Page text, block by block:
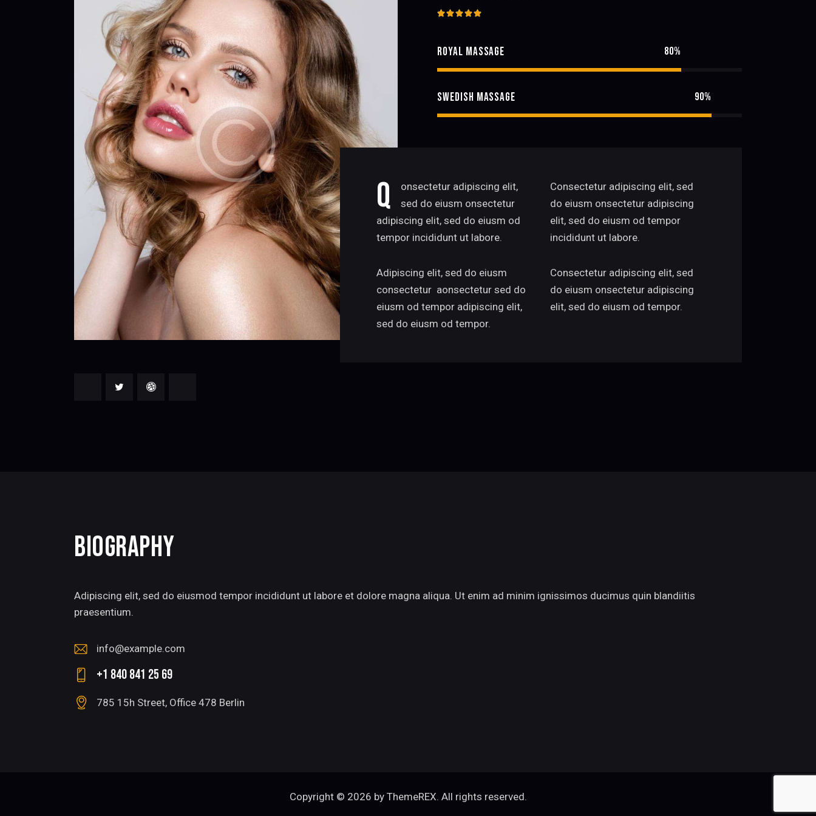

ROYAL MASSAGE 80%
SWEDISH MASSAGE 90%
Q
onsectetur adipiscing elit,
sed do eiusm onsectetur
adipiscing elit, sed do eiusm od
tempor incididunt ut labore.
Adipiscing elit, sed do eiusm
consectetur aonsectetur sed do
eiusm od tempor adipiscing elit,
sed do eiusm od tempor.
Consectetur adipiscing elit, sed
do eiusm onsectetur adipiscing
elit, sed do eiusm od tempor
incididunt ut labore.
Consectetur adipiscing elit, sed
do eiusm onsectetur adipiscing
elit, sed do eiusm od tempor.
BIOGRAPHY
Adipiscing elit, sed do eiusmod tempor incididunt ut labore et dolore magna aliqua. Ut enim ad minim ignissimos ducimus quin blandiitis
praesentium.
E-
m
ail
info@example.com
Ph
on
+1 840 841 25 69
785 15h Street, Office 478 Berlin
Copyright © 2026 by ThemeREX. All rights reserved.